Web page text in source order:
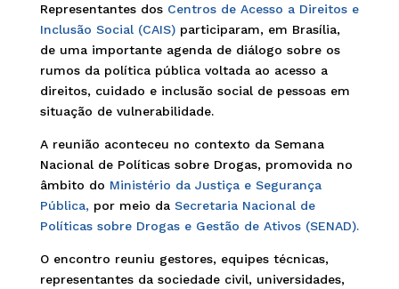
Representantes dos Centros de Acesso a Direitos e
Inclusão Social (CAIS)participaram, em Brasília,
de uma importante agenda de diálogo sobre os
rumos da política pública voltada ao acesso a
direitos, cuidado e inclusão social de pessoas em
situação de vulnerabilidade.
A reunião aconteceu no contexto da Semana
Nacional de Políticas sobre Drogas, promovida no
âmbito do Ministério da Justiça e Segurança
Pública, por meio da Secretaria Nacional de
Políticas sobre Drogas e Gestão de Ativos (SENAD).
O encontro reuniu gestores, equipes técnicas,
representantes da sociedade civil, universidades,